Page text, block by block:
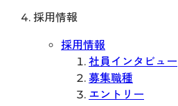
採用情報
採用情報
社員インタビュー
募集職種
エントリー